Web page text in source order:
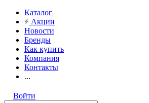
Каталог
Акции
Новости
Бренды
Как купить
Компания
Контакты
...
Войти